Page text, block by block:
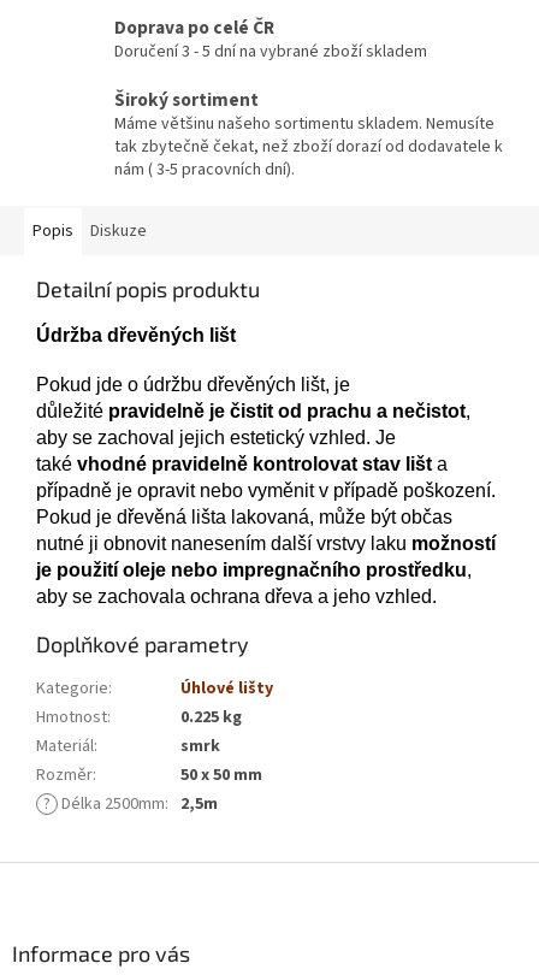
Doprava po celé ČR
Doručení 3 - 5 dní na vybrané zboží skladem
Široký sortiment
Máme většinu našeho sortimentu skladem. Nemusíte
tak zbytečně čekat, než zboží dorazí od dodavatele k
nám ( 3-5 pracovních dní).
Popis Diskuze
Detailní popis produktu
Údržba dřevěných lišt
Pokud jde o údržbu dřevěných lišt, je
důležité pravidelně je čistit od prachu a nečistot,
aby se zachoval jejich estetický vzhled. Je
také vhodné pravidelně kontrolovat stav lišt a
případně je opravit nebo vyměnit v případě poškození.
Pokud je dřevěná lišta lakovaná, může být občas
nutné ji obnovit nanesením další vrstvy laku možností
je použití oleje nebo impregnačního prostředku,
aby se zachovala ochrana dřeva a jeho vzhled.
Doplňkové parametry
Kategorie:
Úhlové lišty
Hmotnost:
0.225 kg
Materiál:
smrk
Rozměr:
50 x 50 mm
? Délka 2500mm: 2,5m
Informace pro vás